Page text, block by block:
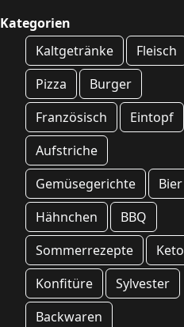
Kategorien
Kaltgetränke
Fleisch
Pizza
Burger
Französisch
Eintopf
Aufstriche
Gemüsegerichte
Bier
Hähnchen
BBQ
Sommerrezepte
Keto
Konfitüre
Sylvester
Backwaren